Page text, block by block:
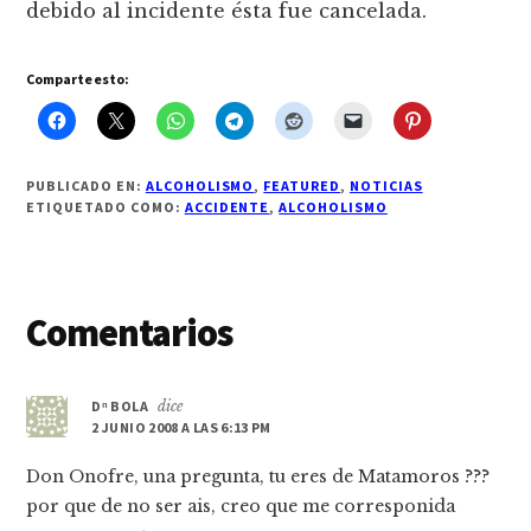
debido al incidente ésta fue cancelada.
Comparte esto:
PUBLICADO EN: ALCOHOLISMO, FEATURED, NOTICIAS
ETIQUETADO COMO: ACCIDENTE,ALCOHOLISMO
Interacciones
los
lectores
Comentarios
Dⁿ BOLA dice
2 JUNIO 2008 A LAS 6:13 PM
Don Onofre, una pregunta, tu eres de Matamoros ???
por que de no ser ais, creo que me corresponida